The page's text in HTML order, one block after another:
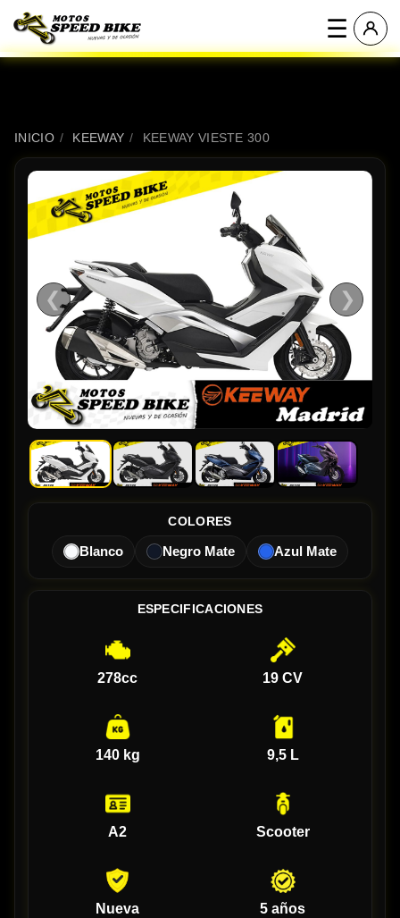
☰
INICIO / KEEWAY / KEEWAY VIESTE 300
❮ ❯
COLORES
Blanco Negro Mate Azul Mate
ESPECIFICACIONES
278cc 19 CV
140 kg 9,5 L
A2 Scooter
Nueva 5 años